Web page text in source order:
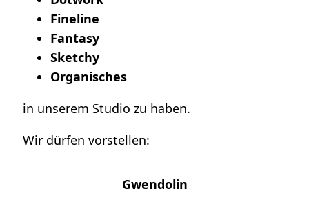
Fineline
Fantasy
Sketchy
Organisches
in unserem Studio zu haben.
Wir dürfen vorstellen:
Gwendolin